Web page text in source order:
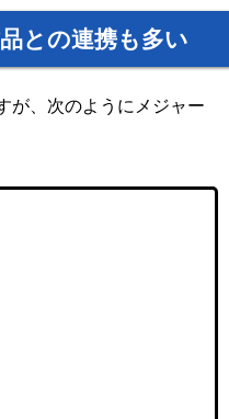
との連携も多い
が、次のようにメジャー